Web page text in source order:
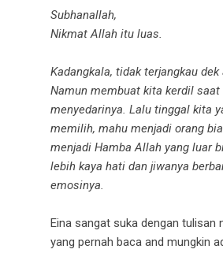
Subhanallah,
Nikmat Allah itu luas.
Kadangkala, tidak terjangkau dek
Namun membuat kita kerdil saat
menyedarinya. Lalu tinggal kita
memilih, mahu menjadi orang
menjadi Hamba Allah yang luar
lebih kaya hati dan jiwanya
emosinya.
Eina sangat suka dengan tulisan
yang pernah baca and mungkin